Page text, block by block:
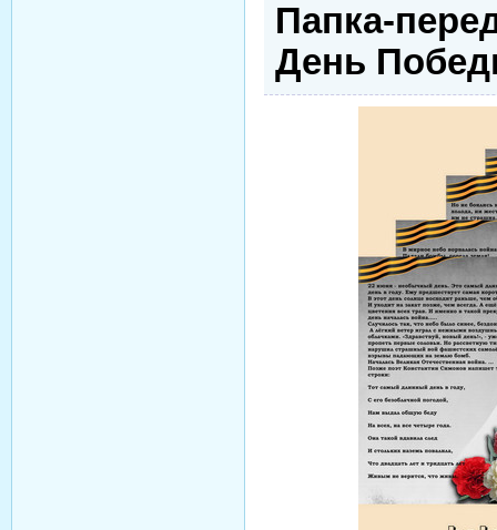
Папка-
День